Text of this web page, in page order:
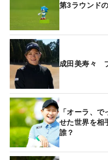
しい』という気持ちが少
という気持ちを取り戻す
由を話している。
一度は失ったゴルフへの
に“休養”というかたちを
ンサー契約選手として参
ヨネックスレディス」の
「この場所に戻ってきた
りましたね」と、少しず
ことを感じさせるコメン
第3ラウンド
成田美寿々
「オーラ、
せた世界を相
誰？